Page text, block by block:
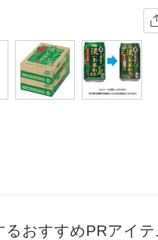
るおすすめPRアイテ